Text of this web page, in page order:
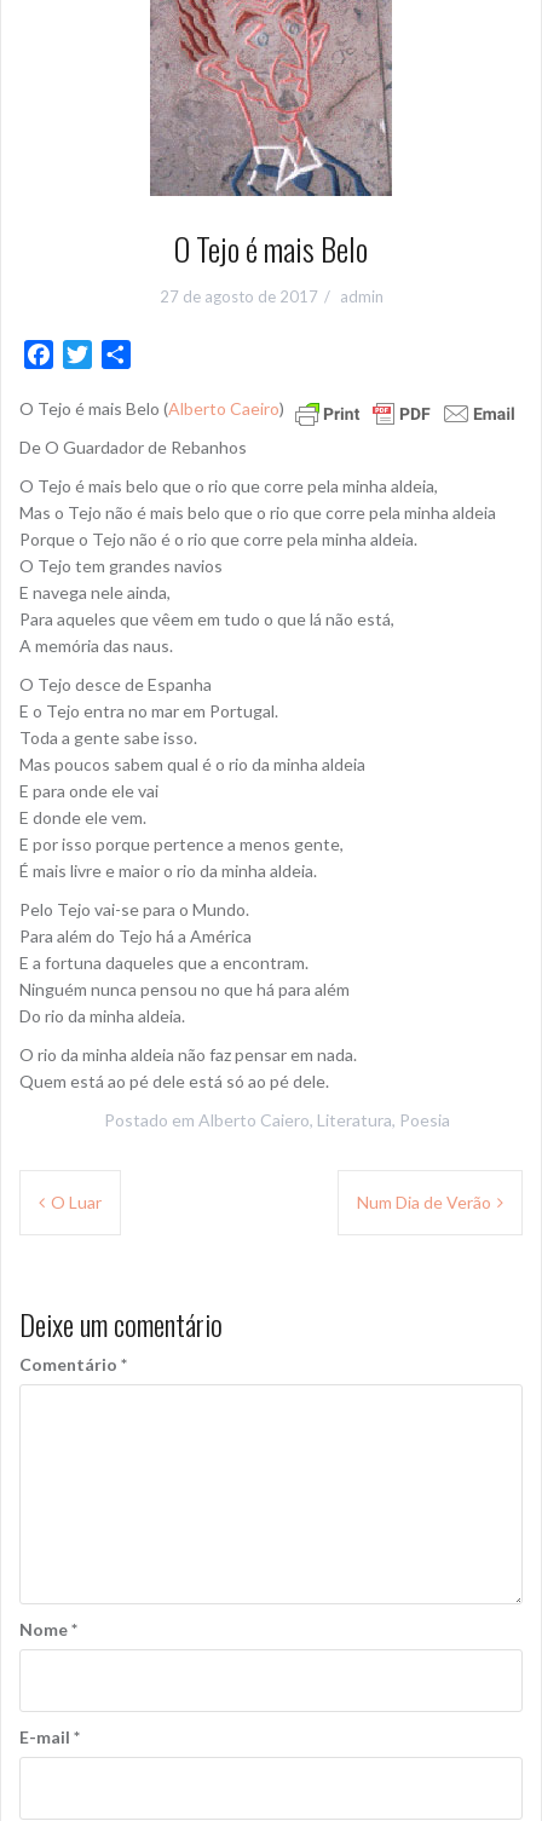
O Tejo é mais Belo
27 de agosto de 2017 admin
c
e
o
k
i
t
e
r
a
r
O Tejo é mais Belo (Alberto Caeiro)
De O Guardador de Rebanhos
O Tejo é mais belo que o rio que corre pela minha aldeia,
Mas o Tejo não é mais belo que o rio que corre pela minha aldeia
Porque o Tejo não é o rio que corre pela minha aldeia.
O Tejo tem grandes navios
E navega nele ainda,
Para aqueles que vêem em tudo o que lá não está,
A memória das naus.
O Tejo desce de Espanha
E o Tejo entra no mar em Portugal.
Toda a gente sabe isso.
Mas poucos sabem qual é o rio da minha aldeia
E para onde ele vai
E donde ele vem.
E por isso porque pertence a menos gente,
É mais livre e maior o rio da minha aldeia.
Pelo Tejo vai-se para o Mundo.
Para além do Tejo há a América
E a fortuna daqueles que a encontram.
Ninguém nunca pensou no que há para além
Do rio da minha aldeia.
O rio da minha aldeia não faz pensar em nada.
Quem está ao pé dele está só ao pé dele.
Postado em Alberto Caiero, Literatura, Poesia
Navegação
O Luar Num Dia de Verão
Deixe um comentário
Comentário *
Nome*
E-mail *